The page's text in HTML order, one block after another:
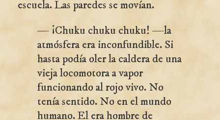
escuela. Las paredes se movían.
— ¡Chuku chuku chuku! —la
atmósfera era inconfundible. Si
hasta podía oler la caldera de una
vieja locomotora a vapor
funcionando al rojo vivo. No
tenía sentido. No en el mundo
humano. El era hombre de